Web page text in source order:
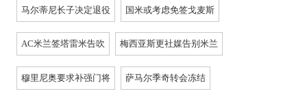
马尔蒂尼长子决定退役 国米或考虑免签戈麦斯
AC米兰签塔雷米告吹 梅西亚斯更社媒告别米兰
穆里尼奥要求补强门将 萨马尔季奇转会冻结